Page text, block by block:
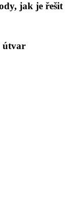
jak je řešit
útvar